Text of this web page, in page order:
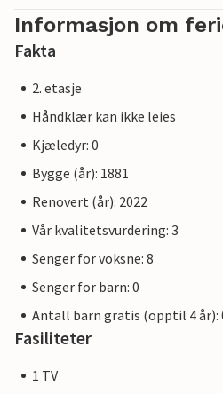
Informasjon om
Fakta
2. etasje
Håndklær kan ikke leies
Kjæledyr: 0
Bygge (år): 1881
Renovert (år): 2022
Vår kvalitetsvurdering: 3
Senger for voksne: 8
Senger for barn: 0
Antall barn gratis (opptil 4 år):
Fasiliteter
1 TV